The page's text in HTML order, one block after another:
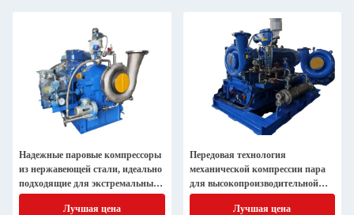
Надежные паровые компрессоры
из нержавеющей стали, идеально
подходящие для экстремальных
условий
Лучшая цена
Передовая технология
механической компрессии пара
для высокопроизводительной
промышленной компрессии пара
Лучшая цена